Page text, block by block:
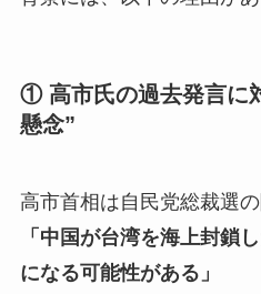
① 高市氏の過去発言に
懸念”
高市首相は自民党総裁選の
「中国が台湾を海上封鎖
になる可能性がある」